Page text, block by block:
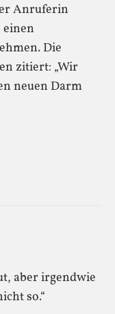
Anruferin
einen
Die
zitiert: „Wir
neuen Darm
aber irgendwie
so.“